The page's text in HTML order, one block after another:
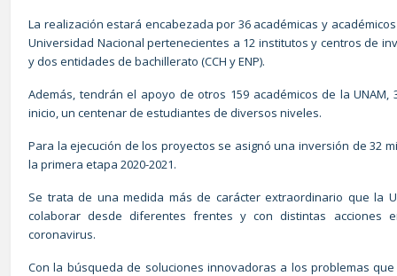
La realización estará encabezada por 36 académicas y
Universidad Nacional pertenecientes a 12 institutos y centros de
y dos entidades de bachillerato (CCH y ENP).
Además, tendrán el apoyo de otros 159 académicos de la
inicio, un centenar de estudiantes de diversos niveles.
Para la ejecución de los proyectos se asignó una inversión de 32
la primera etapa 2020-2021.
Se trata de una medida más de carácter extraordinario que la
colaborar desde diferentes frentes y con distintas acciones
coronavirus.
Con la búsqueda de soluciones innovadoras a los problemas